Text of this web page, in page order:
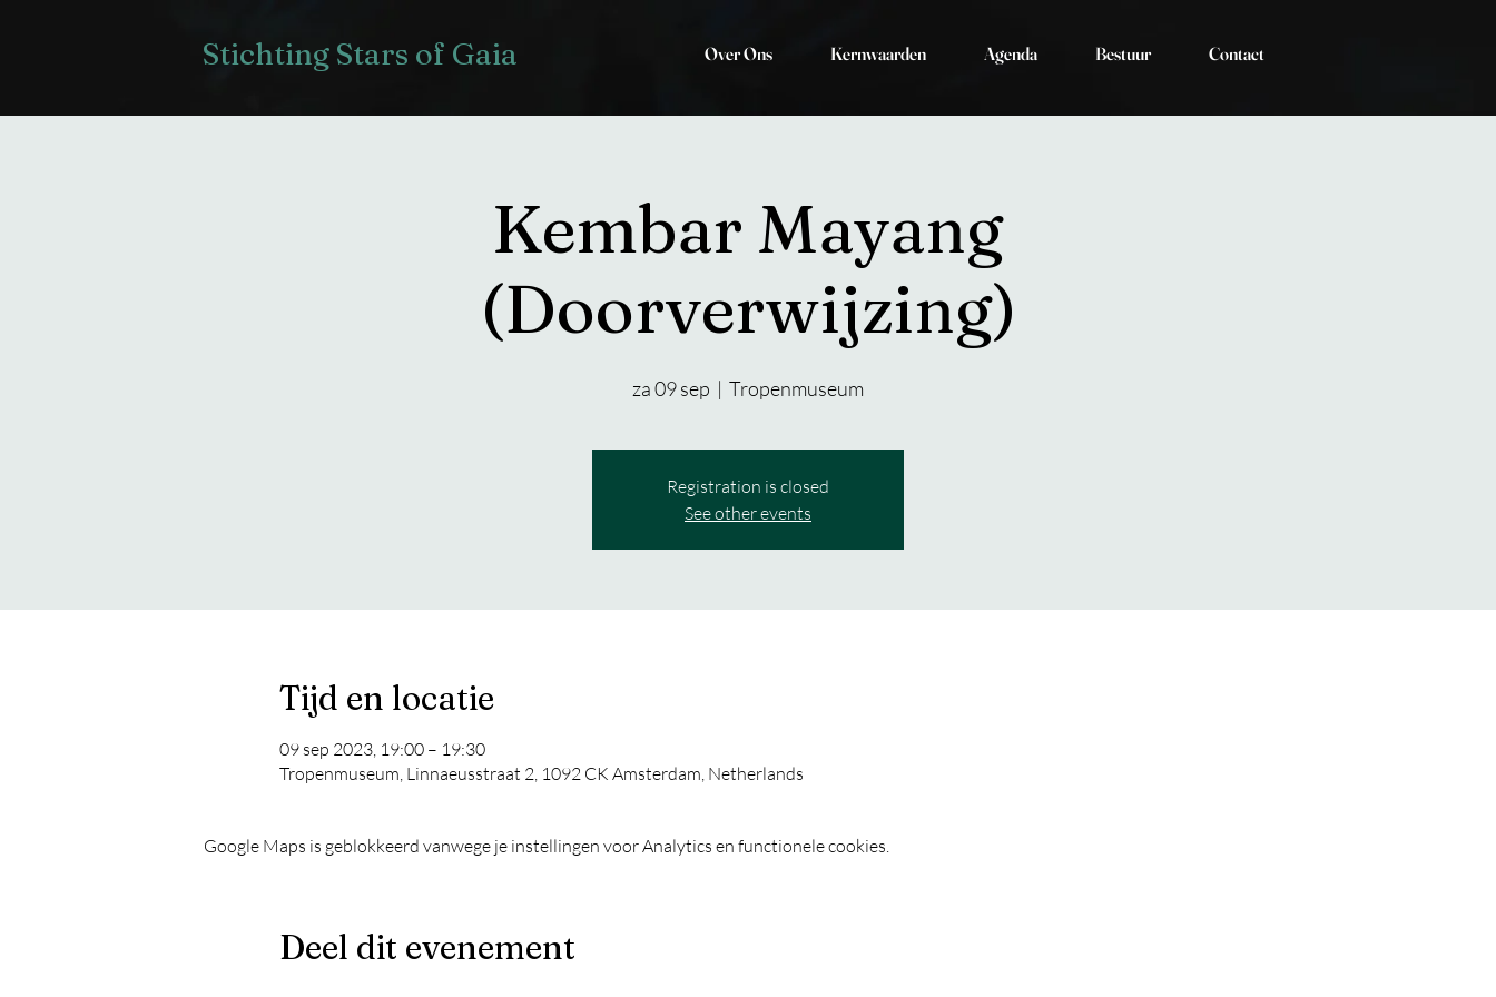
Stichting Stars of Gaia Over Ons Kernwaarden Agenda Bestuur Contact
Kembar Mayang
(Doorverwijzing)
za 09 sep
  |
Tropenmuseum
Registration is closed
See other events
Tijd en locatie
09 sep 2023, 19:00 – 19:30
Tropenmuseum, Linnaeusstraat 2, 1092 CK Amsterdam, Netherlands
Google Maps is geblokkeerd vanwege je instellingen voor Analytics en functionele cookies.
Deel dit evenement